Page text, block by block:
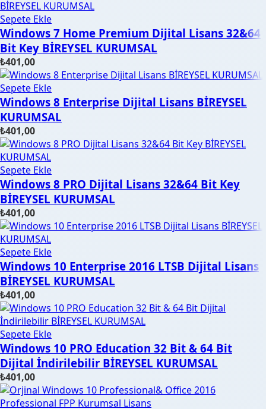
Sepete Ekle
Windows 7 Home Premium Dijital Lisans 32&64
Bit Key BİREYSEL KURUMSAL
₺401,00
Sepete Ekle
Windows 8 Enterprise Dijital Lisans BİREYSEL
KURUMSAL
₺401,00
Sepete Ekle
Windows 8 PRO Dijital Lisans 32&64 Bit Key
BİREYSEL KURUMSAL
₺401,00
Sepete Ekle
Windows 10 Enterprise 2016 LTSB Dijital Lisans
BİREYSEL KURUMSAL
₺401,00
Sepete Ekle
Windows 10 PRO Education 32 Bit & 64 Bit
Dijital İndirilebilir BİREYSEL KURUMSAL
₺401,00